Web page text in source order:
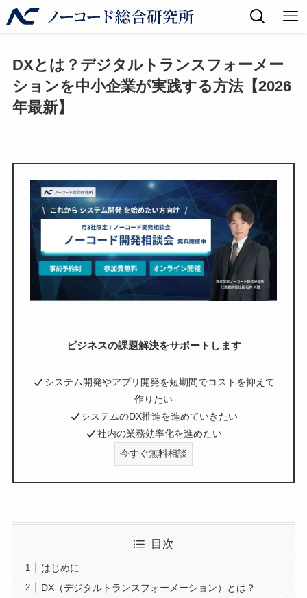
DXとは？デジタルトランスフォーメー
ションを中小企業が実践する方法【2026
年最新】
ビジネスの課題解決をサポートします
システム開発やアプリ開発を短期間でコストを抑えて
作りたい
システムのDX推進を進めていきたい
社内の業務効率化を進めたい
今すぐ無料相談
目次
はじめに
DX（デジタルトランスフォーメーション）とは？